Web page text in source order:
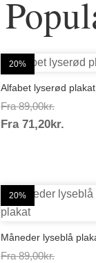
20%
Alfabet lyserød plakat
Fra 89,00kr.
89,00kr.
Fra 71,20kr.
20%
Måneder lyseblå
Fra 89,00kr.